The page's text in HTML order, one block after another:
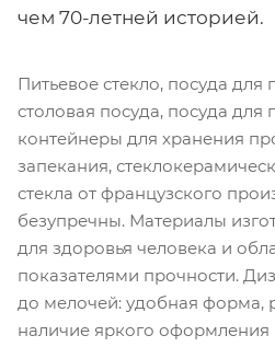
чем 70-летней историей.
Питьевое стекло, посуда для
столовая посуда, посуда
контейнеры для хранения
запекания,
стекла от французского
безупречны. Материалы
для здоровья человека и
показателями прочности.
до мелочей: удобная форма,
наличие яркого оформления